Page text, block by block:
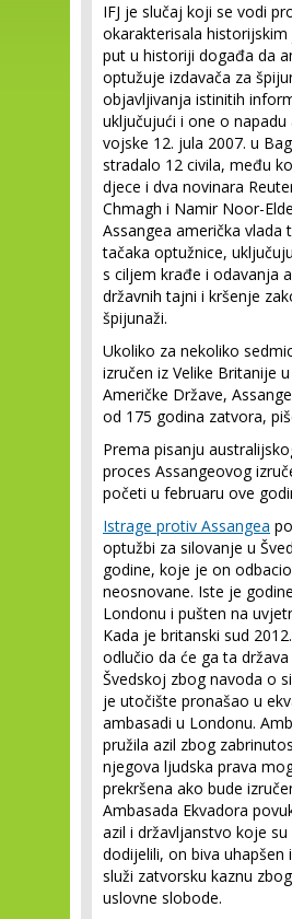
IFJ je slučaj koji se vodi
okarakterisala historijskim
put u historiji događa da
optužuje izdavača za
objavljivanja istinitih
uključujući i one o napadu
vojske 12. jula 2007. u
stradalo 12 civila, među
djece i dva novinara
Chmagh i Namir Noor-
Assangea američka vlada
tačaka optužnice,
s ciljem krađe i odavanja
državnih tajni i kršenje
špijunaži.
Ukoliko za nekoliko
izručen iz Velike Britanije
Američke Države,
od 175 godina zatvora,
Prema pisanju
proces Assangeovog
početi u februaru ove
Istrage protiv Assangea
optužbi za silovanje u
godine, koje je on
neosnovane. Iste je
Londonu i pušten na
Kada je britanski sud
odlučio da će ga ta država
Švedskoj zbog navoda o
je utočište pronašao u
ambasadi u Londonu.
pružila azil zbog
njegova ljudska prava
prekršena ako bude
Ambasada Ekvadora
azil i državljanstvo koje su
dodijelili, on biva uhapšen
služi zatvorsku kaznu
uslovne slobode.